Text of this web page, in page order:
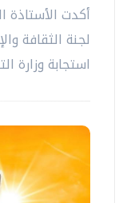
أكدت الأستاذة
لجنة الثقافة
استجابة وزارة